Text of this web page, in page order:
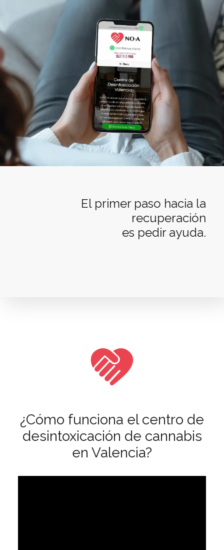
El primer paso hacia la
recuperación
es pedir ayuda.
¿Cómo funciona el centro de
desintoxicación de cannabis
en Valencia?